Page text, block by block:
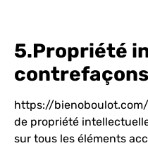
5.Propriété
https://bienoboulot.com/
de propriété
sur tous les éléments